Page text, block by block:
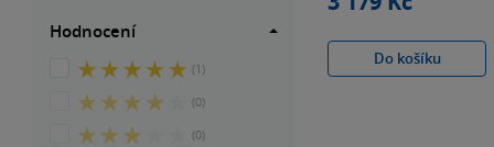
Do košíku
Hodnocení
5
5
hvězdiček
(1)
4
5
(0)
3
(0)